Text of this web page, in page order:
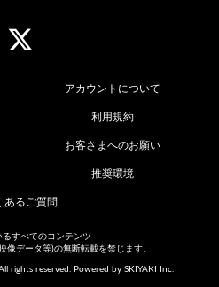
アカウントについて
利用規約
お客さまへのお願い
推奨環境
あるご質問
るすべてのコンテンツ
像データ等)の無断転載を禁じます。
rights reserved. Powered by SKIYAKI Inc.